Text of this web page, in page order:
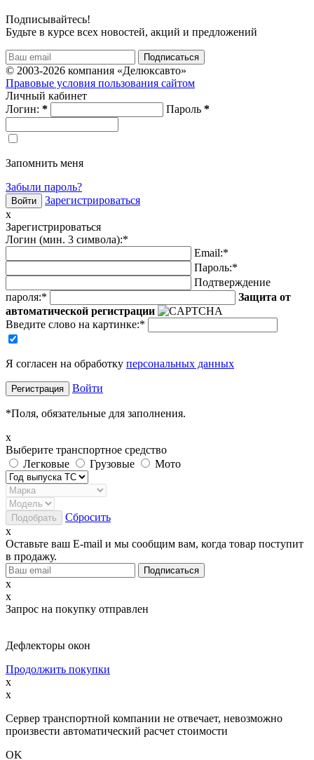
Подписывайтесь!
Будьте в курсе всех новостей, акций и предложений
© 2003-2026 компания «Делюксавто»
Правовые условия пользования сайтом
Личный кабинет
Логин: * Пароль *
Запомнить меня
Забыли пароль?
Зарегистрироваться
x
Зарегистрироваться
Логин (мин. 3 символа):*
Email:*
Пароль:*
Подтверждение
пароля:*
Защита от
автоматической регистрации
Введите слово на картинке:*
Я согласен на обработку персональных данных
Войти
*Поля, обязательные для заполнения.
x
Выберите транспортное средство
Легковые
Грузовые Мото
Сбросить
x
Оставьте ваш E-mail и мы сообщим вам, когда товар поступит
в продажу.
x
x
Запрос на покупку отправлен
Дефлекторы окон
Продолжить покупки
x
x
Сервер транспортной компании не отвечает, невозможно
произвести автоматический расчет стоимости
OK